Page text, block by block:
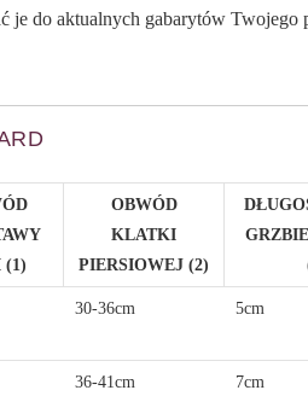
je do aktualnych gabarytów Twojego
(1)
OBWÓD
KLATKI
PIERSIOWEJ (2)
30-36cm 5cm
36-41cm 7cm